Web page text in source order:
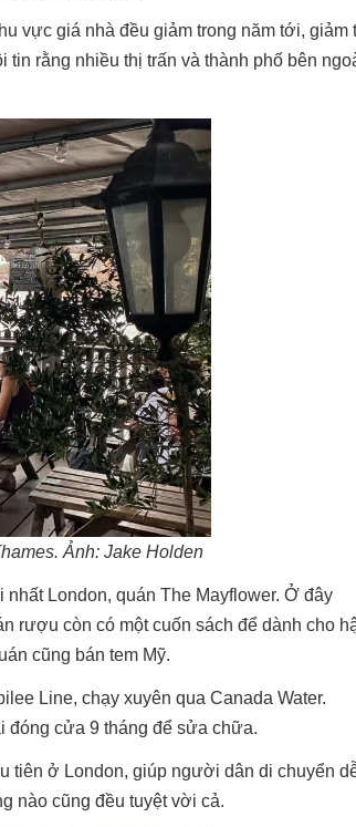
vực giá nhà đều giảm trong năm tới, giảm
rằng nhiều thị trấn và thành phố bên
Ảnh: Jake Holden
London, quán The Mayflower. Ở đây
rượu còn có một cuốn sách để dành cho
cũng bán tem Mỹ.
Line, chạy xuyên qua Canada Water.
đóng cửa 9 tháng để sửa chữa.
tiên ở London, giúp người dân di chuyển
nào cũng đều tuyệt vời cả.